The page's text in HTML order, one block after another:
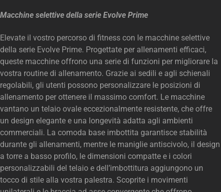
Macchine selettive della serie Evolve Prime
Elevate il vostro percorso di fitness con le macchine selettive
della serie Evolve Prime. Progettate per allenamenti efficaci,
queste macchine offrono una serie di funzioni per migliorare la
vostra routine di allenamento. Grazie ai sedili e agli schienali
regolabili, gli utenti possono personalizzare le posizioni di
allenamento per ottenere il massimo comfort. Le macchine
vantano un telaio ovale eccezionalmente resistente, che offre
un design elegante e una longevità adatta agli ambienti
commerciali. La comoda base imbottita garantisce stabilità
durante gli allenamenti, mentre le maniglie antiscivolo, il design
a torre a basso profilo, le dimensioni compatte e i colori
personalizzabili del telaio e dell’imbottitura aggiungono un
tocco di stile alla vostra palestra. Scoprite i movimenti